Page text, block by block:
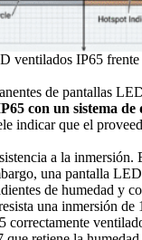
ventilados IP65
de pantallas
con un sistema de
indicar que el
a la inmersión.
una pantalla
de humedad y
una inmersión de